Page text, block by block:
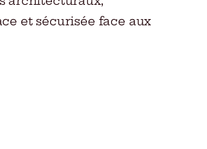
et sécurisée face aux